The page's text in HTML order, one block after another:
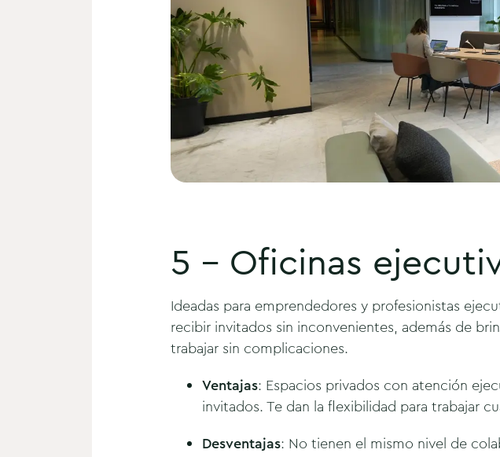
5 - Oficinas
Ideadas para emprendedores y profesionistas
recibir invitados sin inconvenientes, además de
trabajar sin complicaciones.
Ventajas: Espacios privados con atención
invitados. Te dan la flexibilidad para trabajar
Desventajas: No tienen el mismo nivel de